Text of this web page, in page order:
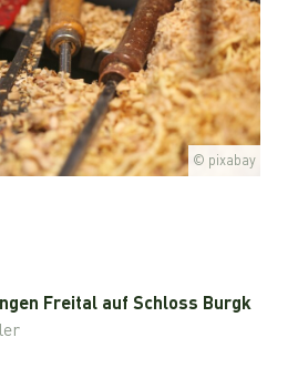
© pixabay
Freital auf Schloss Burgk